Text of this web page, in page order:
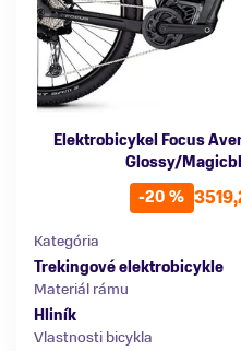
Elektrobicykel Focus
Glossy/
-20 %
Kategória
Trekingové elektrobicykle
Materiál rámu
Hliník
Vlastnosti bicykla